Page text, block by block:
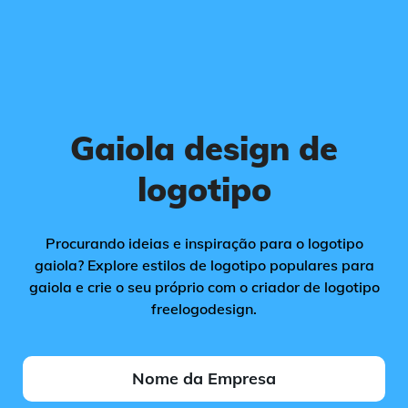
Gaiola design de
logotipo
Procurando ideias e inspiração para o logotipo
gaiola? Explore estilos de logotipo populares para
gaiola e crie o seu próprio com o criador de logotipo
freelogodesign.